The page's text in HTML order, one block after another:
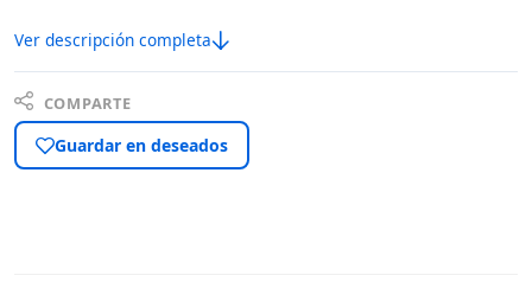
Ver descripción completa
COMPARTE
Guardar en deseados